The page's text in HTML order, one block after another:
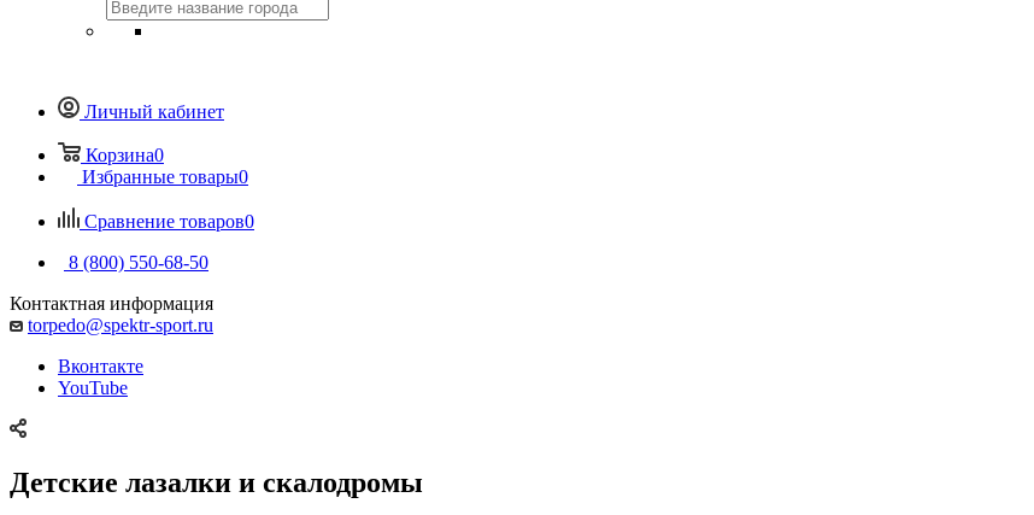
Личный кабинет
Корзина0
Избранные товары0
Сравнение товаров0
8 (800) 550-68-50
Контактная информация
torpedo@spektr-sport.ru
Вконтакте
YouTube
Детские лазалки и скалодромы